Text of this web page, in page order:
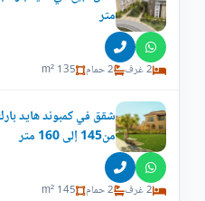
متر
2 غرف 2 حمام 135 m²
شقق في كمبوند هايد
من145 إلى 160 متر
2 غرف 2 حمام 145 m²